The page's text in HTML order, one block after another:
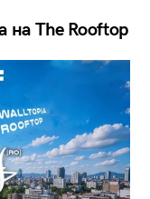
на The Rooftop